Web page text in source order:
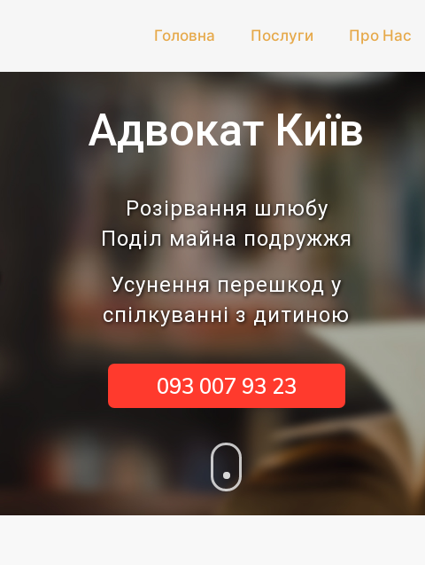
Головна Послуги Про Нас
Адвокат Київ
Усунення перешкод у
спілкуванні з дитиною
093 007 93 23
Розірвання шлюбу
Поділ майна подружжя